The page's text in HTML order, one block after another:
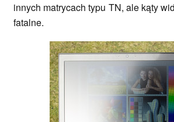
innych matrycach typu TN, ale kąty
fatalne.